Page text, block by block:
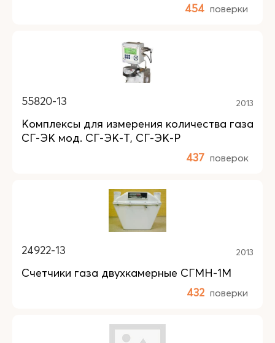
454 поверки
55820-13 2013
Комплексы для измерения количества газа
СГ-ЭК мод. СГ-ЭК-Т, СГ-ЭК-Р
437 поверок
24922-13 2013
Счетчики газа двухкамерные СГМН-1М
432 поверки